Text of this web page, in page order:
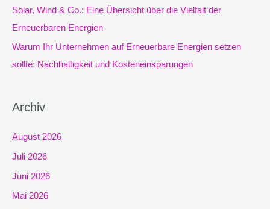
Solar, Wind & Co.: Eine Übersicht über die Vielfalt der
Erneuerbaren Energien
Warum Ihr Unternehmen auf Erneuerbare Energien setzen
sollte: Nachhaltigkeit und Kosteneinsparungen
Archiv
August 2026
Juli 2026
Juni 2026
Mai 2026